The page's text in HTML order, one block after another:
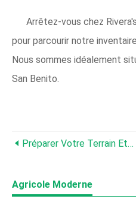
Arrêtez-vous chez
pour parcourir notre
Nous sommes idéalement
San Benito.
Préparer Votre Terrain Et Votre Équipement Pour Le Printemps
Agricole Moderne